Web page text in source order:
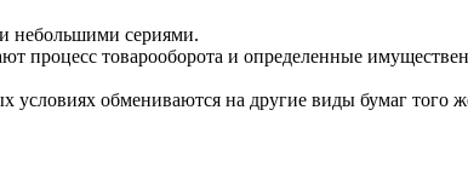
небольшими сериями.
процесс товарооборота и определенные
обмениваются на другие виды бумаг того